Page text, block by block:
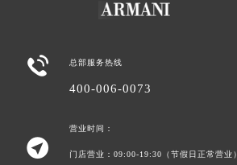
 总部服务热线
400-006-0073

营业时间：
门店营业：09:00-19:30（节假日正常营业）